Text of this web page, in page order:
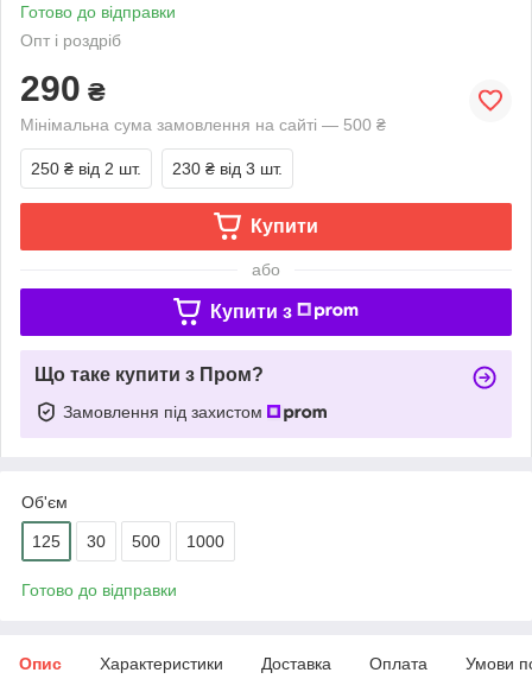
Готово до відправки
Опт і роздріб
290 ₴
Мінімальна сума замовлення на сайті — 500 ₴
250 ₴ від 2 шт. 230 ₴ від 3 шт.
Купити
або
Купити з
Що таке купити з Пром?
Замовлення під захистом
Об'єм
125 30 500 1000
Готово до відправки
Опис Характеристики Доставка Оплата Умови